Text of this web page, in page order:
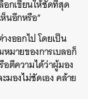
อกเขียนให้ชัดที่สุด
นอีกหรือ”
งออกไป โดยเป็น
หมายของการเบลอก็
ตีความได้ว่าผู้มอง
มองไม่ชัดเอง คล้าย